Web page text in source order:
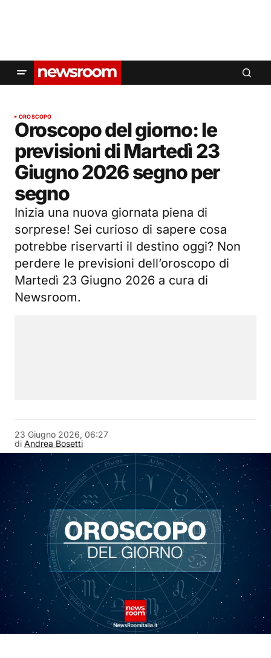
OROSCOPO
Oroscopo del giorno: le
previsioni di Martedì 23
Giugno 2026 segno per
segno
Inizia una nuova giornata piena di
sorprese! Sei curioso di sapere cosa
potrebbe riservarti il destino oggi? Non
perdere le previsioni dell’oroscopo di
Martedì 23 Giugno 2026 a cura di
Newsroom.
di Andrea Bosetti
23 Giugno 2026, 06:27